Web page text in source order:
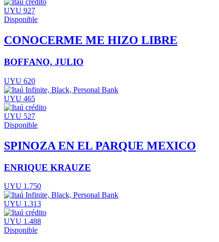
UYU 927
Disponible
CONOCERME ME HIZO LIBRE
BOFFANO, JULIO
UYU 620
UYU 465
UYU 527
Disponible
SPINOZA EN EL PARQUE MEXICO
ENRIQUE KRAUZE
UYU 1.750
UYU 1.313
UYU 1.488
Disponible